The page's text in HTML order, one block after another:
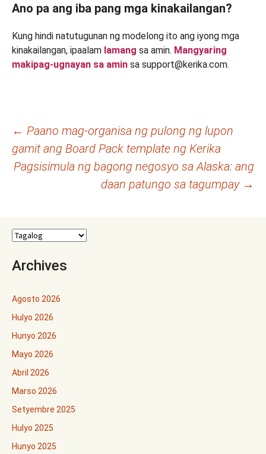
Ano pa ang iba pang mga kinakailangan?
Kung hindi natutugunan ng modelong ito ang iyong mga
kinakailangan, ipaalam lamang sa amin. Mangyaring
makipag-ugnayan sa amin sa support@kerika.com.
Post
navigation
← Paano mag-organisa ng pulong ng lupon
gamit ang Board Pack template ng Kerika
Pagsisimula ng bagong negosyo sa Alaska: ang
daan patungo sa tagumpay →
Archives
Agosto 2026
Hulyo 2026
Hunyo 2026
Mayo 2026
Abril 2026
Marso 2026
Setyembre 2025
Hulyo 2025
Hunyo 2025